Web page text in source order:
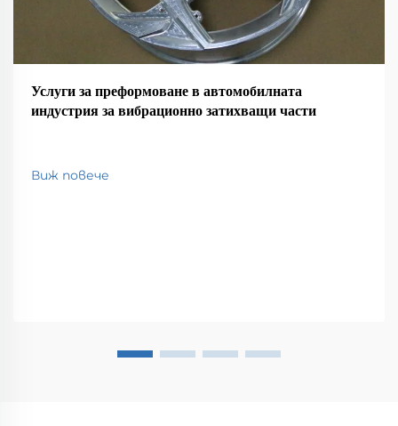
Услуги за преформоване в автомобилната
индустрия за вибрационно затихващи части
Виж повече